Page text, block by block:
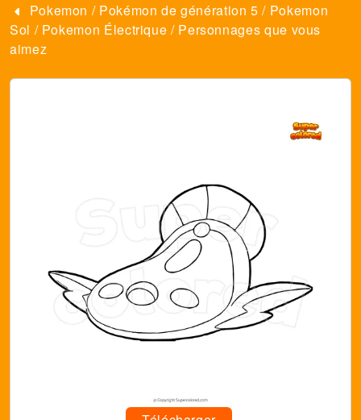
Pokemon / Pokémon de génération 5 / Pokemon
Sol / Pokemon Électrique / Personnages que vous
aimez